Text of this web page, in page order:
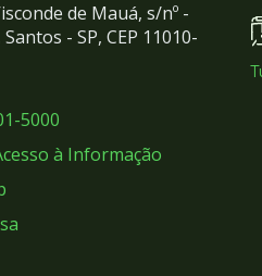
de Mauá, s/nº -
- SP, CEP 11010-
5000
à Informação